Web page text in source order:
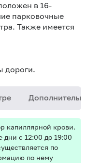
в 16-
парковочные
Также имеется
дороги.
капиллярной крови.
дни с 12:00 до 19:00
по
по нему